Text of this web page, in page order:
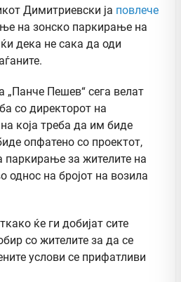
Димитриевски ја повлече
на зонско паркирање на
дека не сака да оди
Пешев“ сега велат
со директорот на
која треба да им биде
опфатено со проектот,
паркирање за жителите на
однос на бројот на возила
ќе ги добијат сите
со жителите за да се
услови се прифатливи